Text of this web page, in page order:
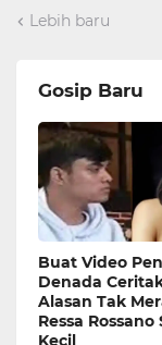
Lebih baru
Gosip Baru
Buat Video
Denada
Alasan Tak
Ressa Rossano
Kecil